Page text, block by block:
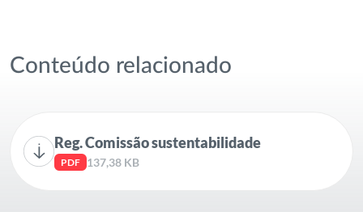
Conteúdo relacionado
Reg. Comissão sustentabilidade
PDF 137,38 KB